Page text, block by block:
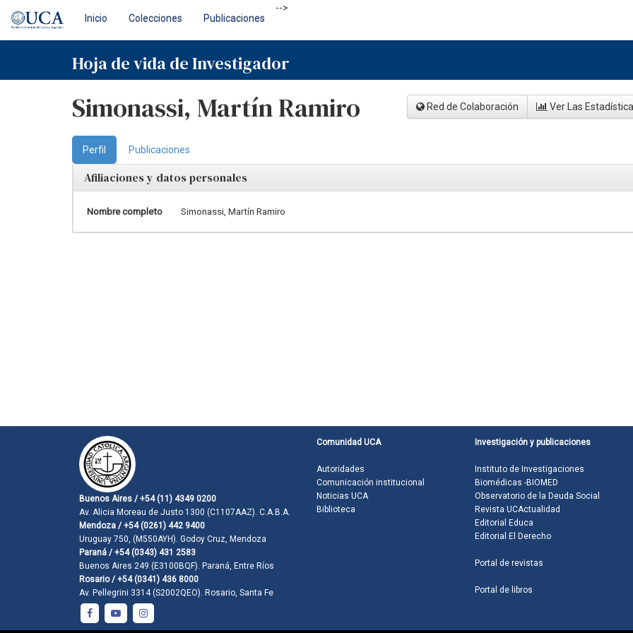
navigation
Inicio Colecciones Publicaciones
-->
Hoja de vida de Investigador
Simonassi, Martín Ramiro Red de Colaboración Ver Las
Perfil Publicaciones
Afiliaciones y datos personales
Nombre completo Simonassi, Martín Ramiro
Buenos Aires / +54 (11) 4349 0200
Av. Alicia Moreau de Justo 1300 (C1107AAZ). C.A.B.A.
Mendoza / +54 (0261) 442 9400
Uruguay 750, (M550AYH). Godoy Cruz, Mendoza
Paraná / +54 (0343) 431 2583
Buenos Aires 249 (E3100BQF). Paraná, Entre Ríos
Rosario / +54 (0341) 436 8000
Av. Pellegrini 3314 (S2002QEO). Rosario, Santa Fe
Comunidad UCA
Autoridades
Comunicación institucional
Noticias UCA
Biblioteca
Investigación y publicaciones
Instituto de Investigaciones
Biomédicas -BIOMED
Observatorio de la Deuda Social
Revista UCActualidad
Editorial Educa
Editorial El Derecho
Portal de revistas
Portal de libros